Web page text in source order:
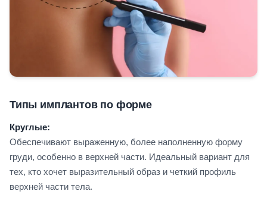
Типы имплантов по форме
Круглые:
Обеспечивают выраженную, более наполненную форму
груди, особенно в верхней части. Идеальный вариант для
тех, кто хочет выразительный образ и четкий профиль
верхней части тела.